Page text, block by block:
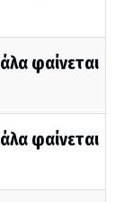
φαίνεται
φαίνεται